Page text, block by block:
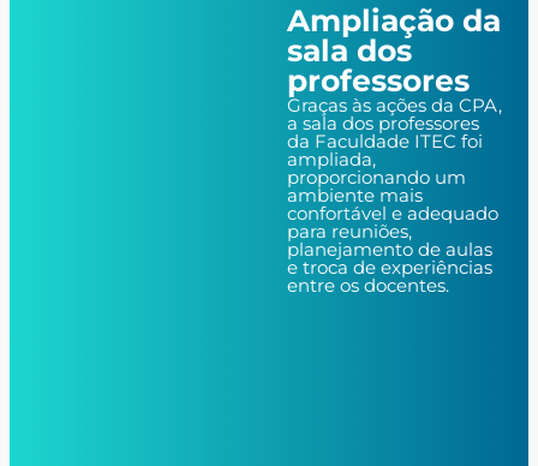
Ampliação da
sala dos
professores
Graças às ações da CPA,
a sala dos professores
da Faculdade ITEC foi
ampliada,
proporcionando um
ambiente mais
confortável e adequado
para reuniões,
planejamento de aulas
e troca de experiências
entre os docentes.